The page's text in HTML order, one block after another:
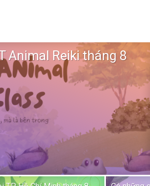
Animal Reiki tháng 8